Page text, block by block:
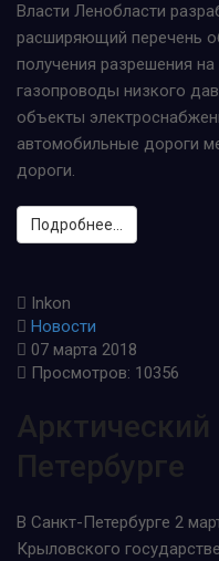
Власти Ленобласти
расширяющий перечень
получения разрешения
газопроводы низкого
объекты
автомобильные дороги
дороги.
Подробнее...
Inkon
Новости
07 марта 2018
Просмотров: 10356
Арктический
Петербурге
В Санкт-Петербурге 2
Крыловского